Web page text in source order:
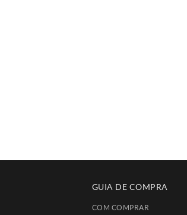
GUIA DE COMPRA
COM COMPRAR